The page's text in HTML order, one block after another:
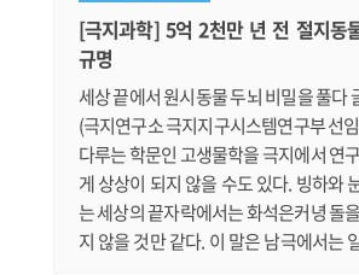
[극지과학] 5억 2천만 년 전 절지동
규명
세상 끝에서 원시동물 두뇌 비밀을 풀다
(극지연구소 극지지구시스템연구부 선
다루는 학문인 고생물학을 극지에서 연
게 상상이 되지 않을 수도 있다. 빙하와
는 세상의 끝자락에서는 화석은커녕 돌
지 않을 것만 같다. 이 말은 남극에서는